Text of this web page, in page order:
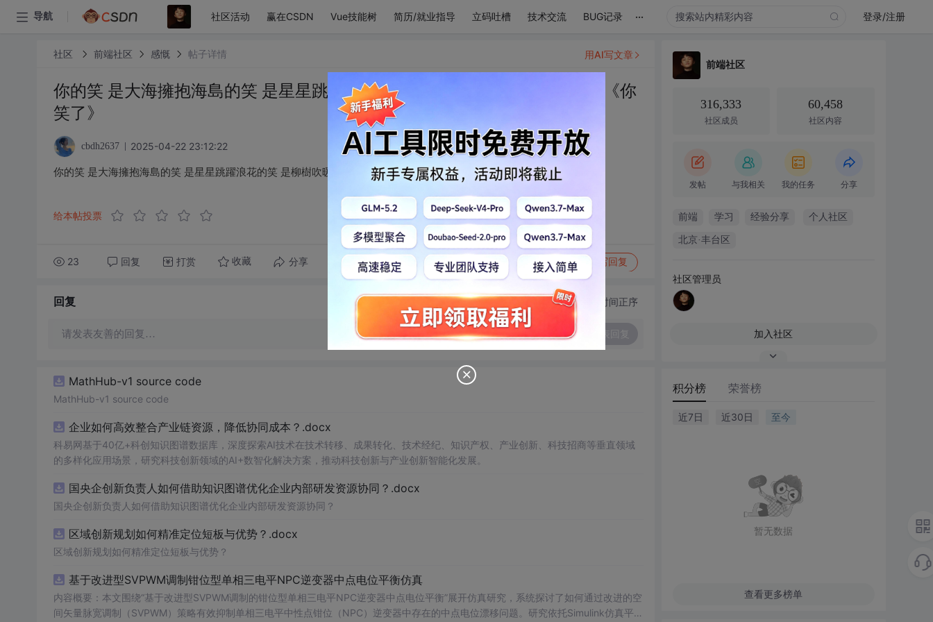
导航 社区活动 赢在CSDN Vue技能树 简历/就业指导 立码吐槽 技术交流 BUG记录 ... 登录/注册
社区 前端社区 感慨 帖子详情
你的笑 是大海擁抱海島的笑 是星星跳躍浪花的笑 是柳樹吹暖春風的笑 ――《你
笑了》
cbdh2637 2025-04-22 23:12:22
你的笑 是大海擁抱海島的笑 是星星跳躍浪花的笑 是柳樹吹暖春風的笑 ――《你笑了》
给本帖投票
23 回复 打赏 收藏 分享 转发到动态 举报 写回复
用AI写文章
回复 切换为时间正序
请发表友善的回复…
MathHub-v1 source code
MathHub-v1 source code
企业如何高效整合产业链资源，降低协同成本？.docx
科易网基于40亿+科创知识图谱数据库，深度探索AI技术在技术转移、成果转化、技术经纪、知识产权、产业创新、科技招商等垂直领域
的多样化应用场景，研究科技创新领域的AI+数智化解决方案，推动科技创新与产业创新智能化发展。
国央企创新负责人如何借助知识图谱优化企业内部研发资源协同？.docx
国央企创新负责人如何借助知识图谱优化企业内部研发资源协同？
区域创新规划如何精准定位短板与优势？.docx
区域创新规划如何精准定位短板与优势？
基于改进型SVPWM调制钳位型单相三电平NPC逆变器中点电位平衡仿真
内容概要：本文围绕“基于改进型SVPWM调制的钳位型单相三电平NPC逆变器中点电位平衡”展开仿真研究，系统探讨了如何通过改进的空
间矢量脉宽调制（SVPWM）策略有效抑制单相三电平中性点钳位（NPC）逆变器中存在的中点电位漂移问题。研究依托Simulink仿真平台
前端社区
316,333
社区成员
60,458
社区内容
发帖 与我相关 我的任务 分享
前端 学习 经验分享 个人社区
北京·丰台区
社区管理员
加入社区
积分榜 荣誉榜
近7日 近30日 至今
暂无数据
查看更多榜单